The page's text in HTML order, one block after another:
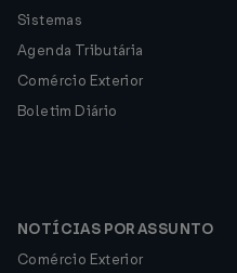
Sistemas
Agenda Tributária
Comércio Exterior
Boletim Diário
NOTÍCIAS POR ASSUNTO
Comércio Exterior